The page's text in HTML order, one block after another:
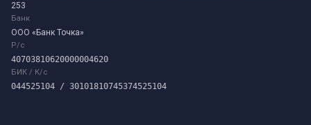
253
Банк
ООО «Банк Точка»
Р/с
40703810620000004620
БИК / К/с
044525104 / 30101810745374525104